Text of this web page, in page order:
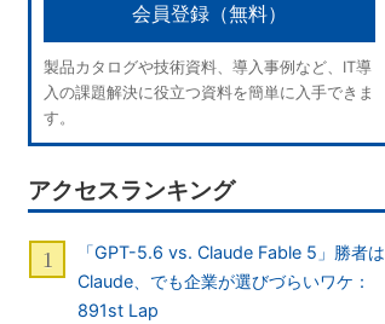
会員登録（無料）
製品カタログや技術資料、導入事例など、IT導
入の課題解決に役立つ資料を簡単に入手できま
す。
アクセスランキング
「GPT-5.6 vs. Claude Fable 5」勝者は
Claude、でも企業が選びづらいワケ：
891st Lap